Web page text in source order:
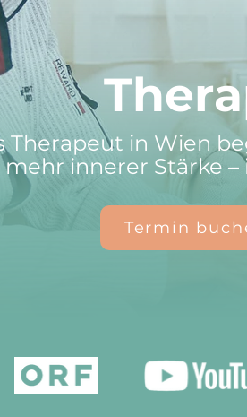
Therapeut in Wien
mehr innerer Stärke
Termin